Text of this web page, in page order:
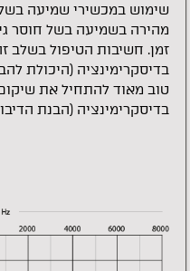
שימוש במכשירי שמיעה
מהירה בשמיעה בשל חוסר
זמן. חשיבות הטיפול בשלב
בדיסקרימינציה (היכולת
טוב מאוד להתחיל את
בדיסקרימינציה (הבנת